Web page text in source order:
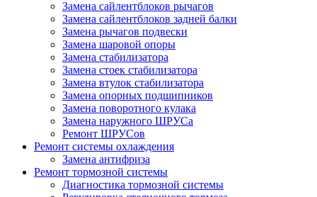
Замена сайлентблоков рычагов
Замена сайлентблоков задней балки
Замена рычагов подвески
Замена шаровой опоры
Замена стабилизатора
Замена стоек стабилизатора
Замена втулок стабилизатора
Замена опорных подшипников
Замена поворотного кулака
Замена наружного ШРУСа
Ремонт ШРУСов
Ремонт системы охлаждения
Замена антифриза
Ремонт тормозной системы
Диагностика тормозной системы